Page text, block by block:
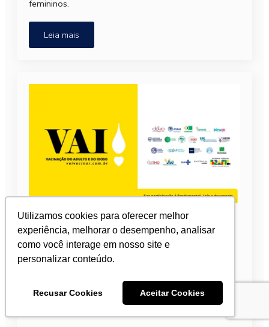
Utilizamos cookies para oferecer melhor
experiência, melhorar o desempenho, analisar
como você interage em nosso site e
personalizar conteúdo.
Recusar Cookies Aceitar Cookies
femininos.
Leia mais
SBOC integra Grupo de Trabalho
Intersetorial de Vacinação
2 de março de 2026
Grupo de Trabalho Intersetorial de Vacinação do
Adulto e do Idoso (VAI), cujo objetivo principal é